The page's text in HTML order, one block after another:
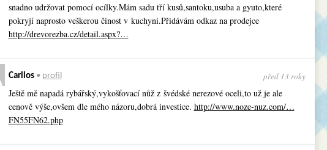
snadno udržovat pomocí ocílky.Mám sadu tří kusů,santoku,usuba a gyuto,které
pokryjí naprosto veškerou činost v kuchyni.Přidávám odkaz na prodejce
http://drevorezba.cz/detail.aspx?…
Carllos• profil před 13 roky
Ještě mě napadá rybářský,vykoš­ťovací nůž z švédské nerezové oceli,to už je ale
cenově výše,ovšem dle mého názoru,dobrá investice. http://www.noze-nuz.com/…
FN55FN62.php